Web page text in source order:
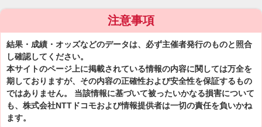
注意事項
結果・成績・オッズなどのデータは、必ず主催者発行のものと照合
し確認してください。
本サイトのページ上に掲載されている情報の内容に関しては万全を
期しておりますが、その内容の正確性および安全性を保証するもの
ではありません。 当該情報に基づいて被ったいかなる損害について
も、株式会社NTTドコモおよび情報提供者は一切の責任を負いかね
ます。